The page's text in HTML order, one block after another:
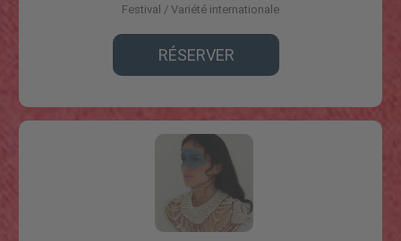
Festival Variété internationale
RÉSERVER